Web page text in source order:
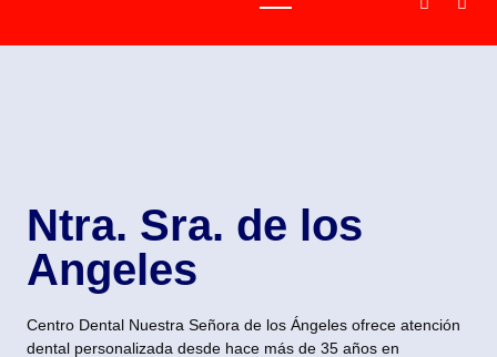
Ntra. Sra. de los
Angeles
Centro Dental Nuestra Señora de los Ángeles ofrece atención
dental personalizada desde hace más de 35 años en